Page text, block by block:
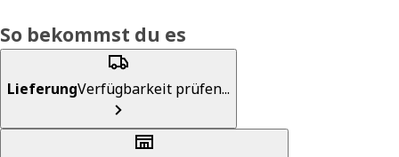
So bekommst du es
LieferungVerfügbarkeit prüfen...